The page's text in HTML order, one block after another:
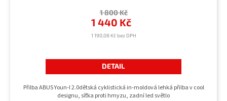
1 190,08 Kč bez DPH
1 440 Kč
1 800 Kč
DETAIL
Přilba ABUS Youn-I 2.0dětská cyklistická in-moldová lehká přilba v cool
designu, síťka proti hmyzu, zadní led světlo